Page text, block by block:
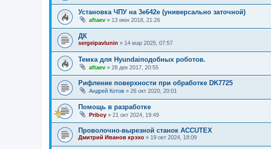
Установка ЧПУ на 3е642е (универсально заточной)
aftaev » 13 июн 2018, 21:26
ДК
sergeipavlunin » 14 мар 2025, 07:57
Темка для Hyundaiподобных роботов.
aftaev » 28 дек 2017, 20:55
Рифление поверхности при обработке DK7725
Андрей Котов » 26 окт 2020, 20:01
Помощь в разработке
Priboy » 21 окт 2024, 19:49
Проволочно-вырезной станок ACCUTEX
Дмитрий Иванов крэхо » 19 окт 2024, 18:09